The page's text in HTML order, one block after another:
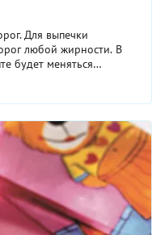
любой жирности. В
будет меняться
муки, сливочного ...